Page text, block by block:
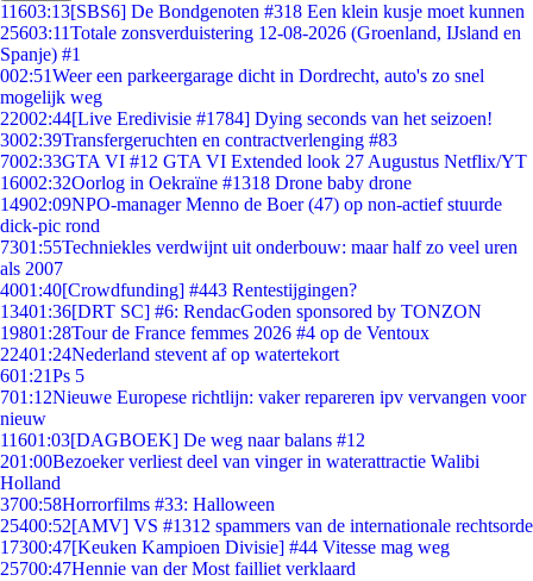
11603:13[SBS6] De Bondgenoten #318 Een klein kusje moet kunnen
25603:11Totale zonsverduistering 12-08-2026 (Groenland, IJsland en
Spanje) #1
002:51Weer een parkeergarage dicht in Dordrecht, auto's zo snel
mogelijk weg
22002:44[Live Eredivisie #1784] Dying seconds van het seizoen!
3002:39Transfergeruchten en contractverlenging #83
7002:33GTA VI #12 GTA VI Extended look 27 Augustus Netflix/YT
16002:32Oorlog in Oekraïne #1318 Drone baby drone
14902:09NPO-manager Menno de Boer (47) op non-actief stuurde
dick-pic rond
7301:55Techniekles verdwijnt uit onderbouw: maar half zo veel uren
als 2007
4001:40[Crowdfunding] #443 Rentestijgingen?
13401:36[DRT SC] #6: RendacGoden sponsored by TONZON
19801:28Tour de France femmes 2026 #4 op de Ventoux
22401:24Nederland stevent af op watertekort
601:21Ps 5
701:12Nieuwe Europese richtlijn: vaker repareren ipv vervangen voor
nieuw
11601:03[DAGBOEK] De weg naar balans #12
201:00Bezoeker verliest deel van vinger in waterattractie Walibi
Holland
3700:58Horrorfilms #33: Halloween
25400:52[AMV] VS #1312 spammers van de internationale rechtsorde
17300:47[Keuken Kampioen Divisie] #44 Vitesse mag weg
25700:47Hennie van der Most failliet verklaard